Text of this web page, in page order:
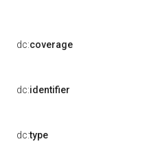
dc:coverage
dc:identifier
dc:type